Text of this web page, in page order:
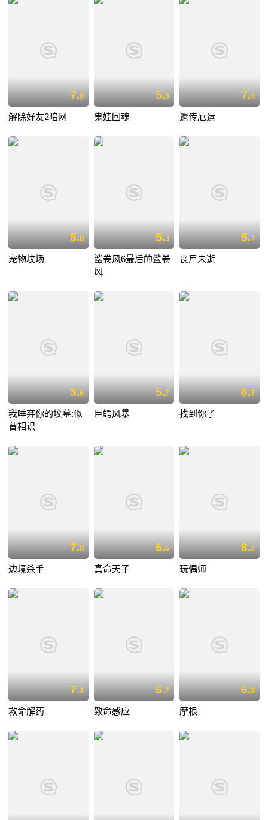
7.9
解除好友2暗网
5.9
鬼娃回魂
7.4
遗传厄运
5.8
宠物坟场
5.3
鲨卷风6最后的鲨卷
风
5.7
丧尸未逝
3.6
我唾弃你的坟墓:似
曾相识
5.7
巨鳄风暴
6.7
找到你了
7.8
边境杀手
6.6
真命天子
8.2
玩偶师
7.1
救命解药
6.7
致命感应
6.2
摩根